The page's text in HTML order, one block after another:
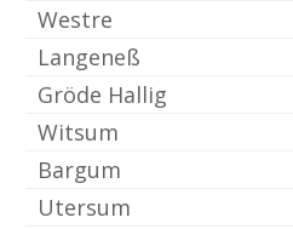
Westre
Langeneß
Gröde Hallig
Witsum
Bargum
Utersum